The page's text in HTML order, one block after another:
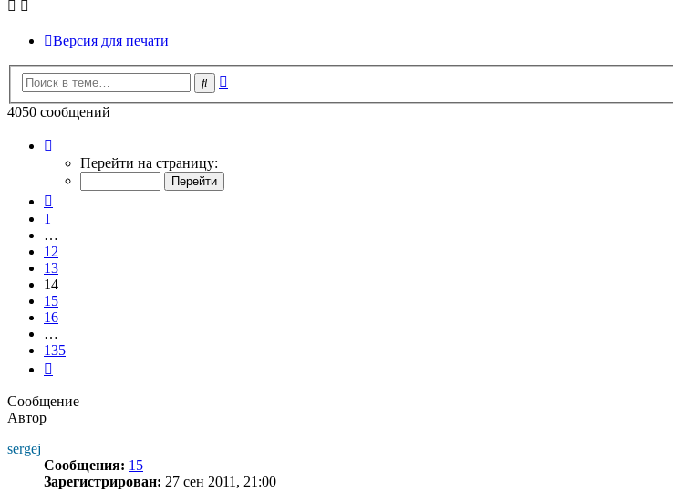
Версия для печати
Поиск
4050 сообщений
14
Перейти на страницу:
1
…
12
13
14
15
16
…
135
Сообщение
Автор
sergej
Сообщения: 15
Зарегистрирован: 27 сен 2011, 21:00